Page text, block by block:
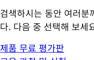
검색하시는 동안 여러분
다. 다음 중 선택해 보세
제품 무료 평가판